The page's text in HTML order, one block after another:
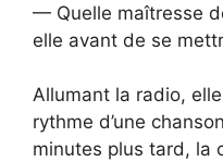
— Quelle maîtresse
elle avant de se
Allumant la radio,
rythme d’une
minutes plus tard, la